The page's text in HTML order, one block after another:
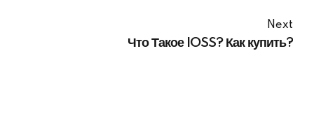
Next
Что Такое IOSS? Как купить?